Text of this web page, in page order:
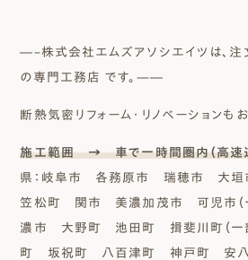
―–株式会社エムズアソシエイツは、
の専門工務店 です。—―
断熱気密リフォーム・リノベーションも
施工範囲 → 車で一時間圏内（高速
県：岐阜市 各務原市 瑞穂市 大
笠松町 関市 美濃加茂市 可児市
濃市 大野町 池田町 揖斐川町（
町 坂祝町 八百津町 神戸町 安